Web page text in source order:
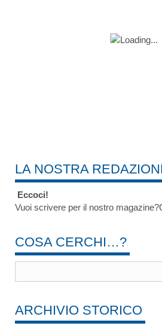
LA NOSTRA
Eccoci!
Vuoi scrivere per il nostro
COSA CERCHI…?
ARCHIVIO STORICO